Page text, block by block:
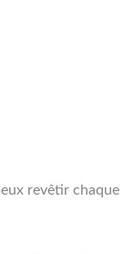
revêtir chaque